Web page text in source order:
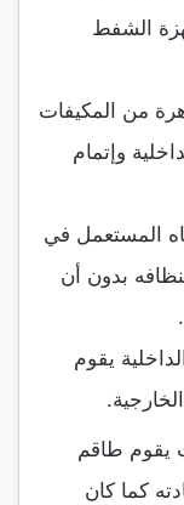
الشفط
من المكيفات
وإتمام
المستعمل في
بدون أن
يقوم
يقوم طاقم
كما كان